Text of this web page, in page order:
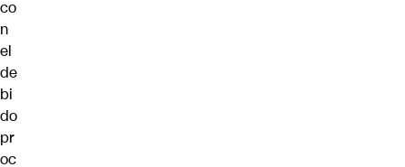
co
n
el
de
bi
do
pr
oc